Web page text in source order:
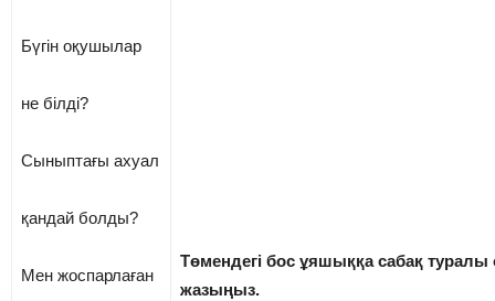
Бүгін оқушылар
не білді?
Сыныптағы ахуал
қандай болды?
Мен жоспарлаған
Төмендегі бос ұяшыққа сабақ туралы
жазыңыз.